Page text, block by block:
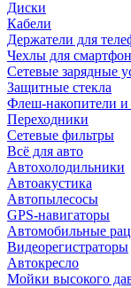
Диски
Кабели
Держатели для
Чехлы для
Сетевые зарядные
Защитные стекла
Флеш-накопители и
Переходники
Сетевые фильтры
Всё для авто
Автохолодильники
Автоакустика
Автопылесосы
GPS-навигаторы
Автомобильные
Видеорегистраторы
Автокресло
Мойки высокого